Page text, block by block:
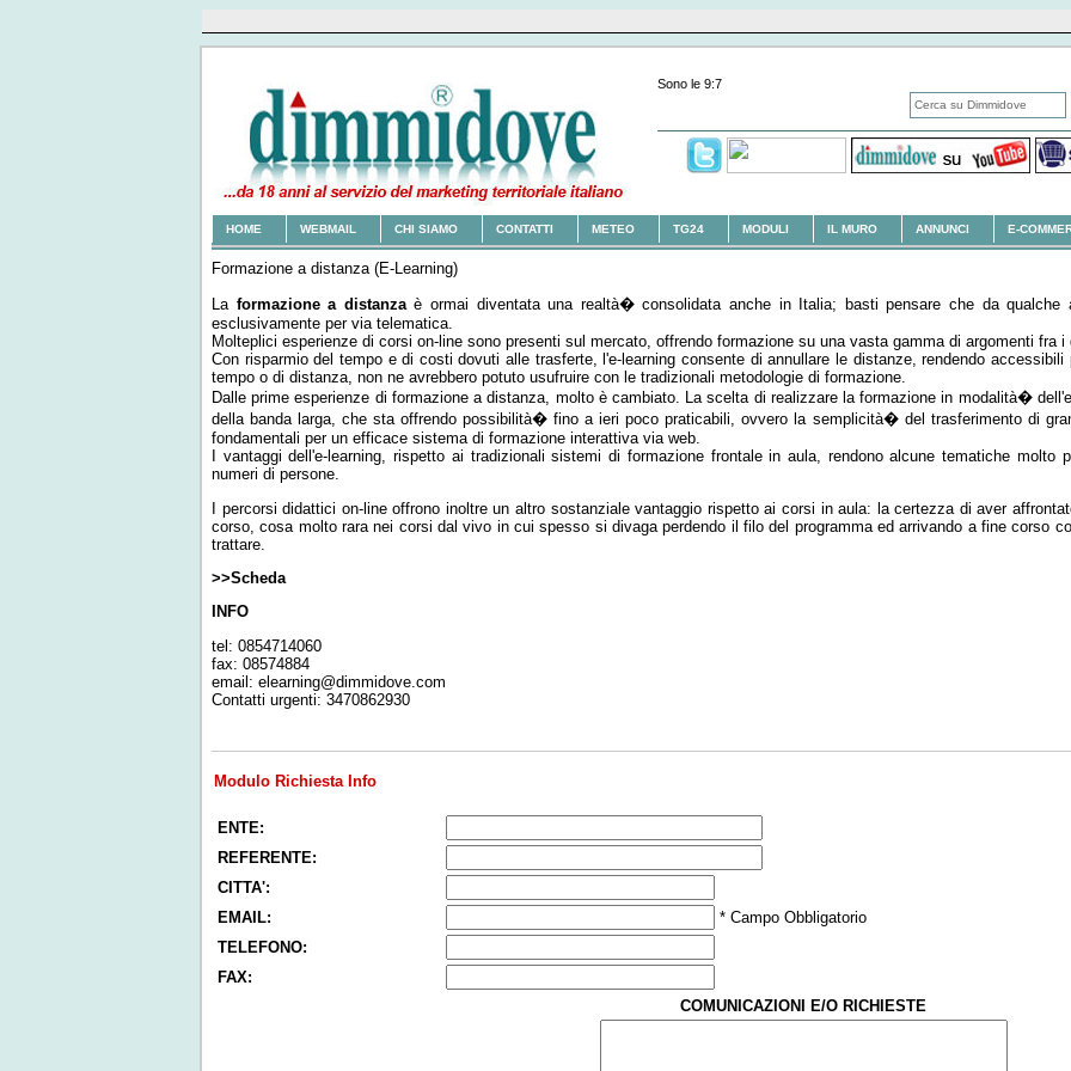
Sono le 9:7
HOME WEBMAIL CHI SIAMO CONTATTI METEO TG24 MODULI IL MURO ANNUNCI E-
Formazione a distanza (E-Learning)
La formazione a distanzaè ormai diventata una realtà� consolidata anche in Italia; basti pensare che da qualche
esclusivamente per via telematica.
Molteplici esperienze di corsi on-line sono presenti sul mercato, offrendo formazione su una vasta gamma di argomenti fra
Con risparmio del tempo e di costi dovuti alle trasferte, l'e-learning consente di annullare le distanze, rendendo
tempo o di distanza, non ne avrebbero potuto usufruire con le tradizionali metodologie di formazione.
Dalle prime esperienze di formazione a distanza, molto è cambiato. La scelta di realizzare la formazione in modalità�
della banda larga, che sta offrendo possibilità� fino a ieri poco praticabili, ovvero la semplicità� del trasferimento di
fondamentali per un efficace sistema di formazione interattiva via web.
I vantaggi dell'e-learning, rispetto ai tradizionali sistemi di formazione frontale in aula, rendono alcune tematiche molto
numeri di persone.
I percorsi didattici on-line offrono inoltre un altro sostanziale vantaggio rispetto ai corsi in aula: la certezza di aver
corso, cosa molto rara nei corsi dal vivo in cui spesso si divaga perdendo il filo del programma ed arrivando a fine corso
trattare.
>>Scheda
INFO
tel: 0854714060
fax: 08574884
email: elearning@dimmidove.com
Contatti urgenti: 3470862930
Modulo Richiesta Info
ENTE:
REFERENTE:
CITTA':
EMAIL:
* Campo Obbligatorio
TELEFONO:
FAX:
COMUNICAZIONI E/O RICHIESTE